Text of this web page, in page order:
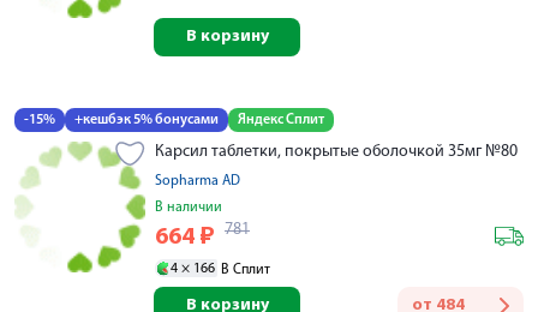
В корзину
-15% +кешбэк 5% бонусами Яндекс Сплит
Карсил таблетки, покрытые оболочкой 35мг №80
Sopharma AD
В наличии
664 ₽ 781
4 × 166 В Сплит
от 484
В корзину